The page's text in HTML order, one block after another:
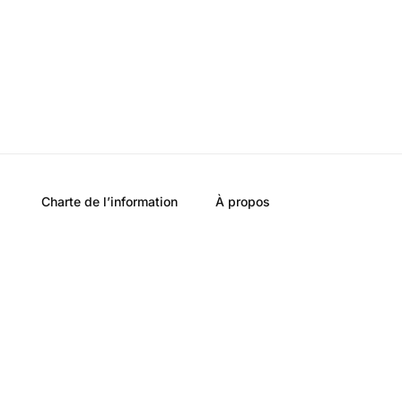
Charte de l’information À propos